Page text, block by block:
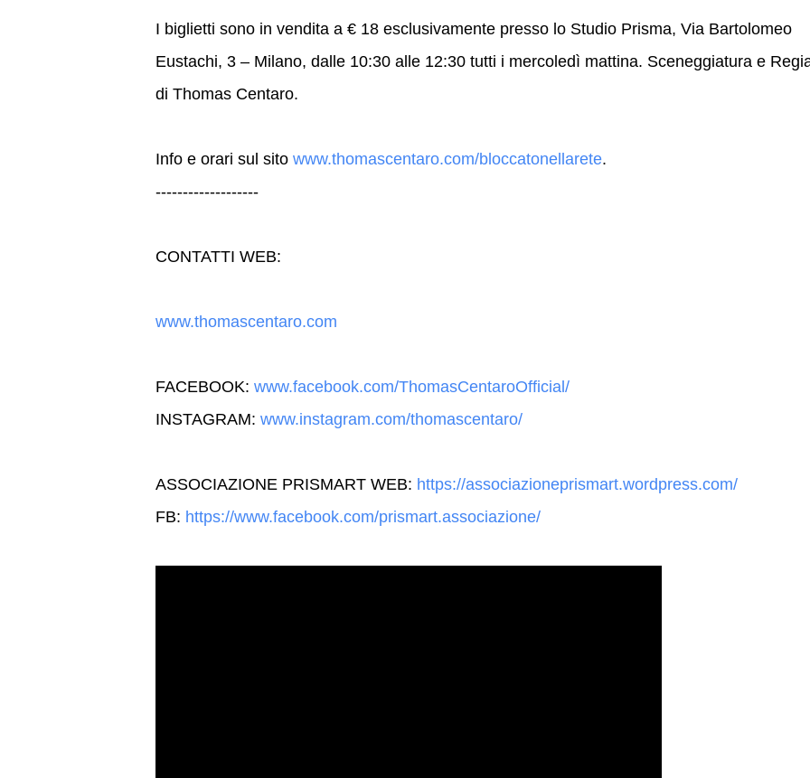
I biglietti sono in vendita a € 18 esclusivamente presso lo Studio Prisma, Via Bartolomeo
Eustachi, 3 – Milano, dalle 10:30 alle 12:30 tutti i mercoledì mattina. Sceneggiatura e
di Thomas Centaro.
Info e orari sul sito www.thomascentaro.com/bloccatonellarete.
-------------------
CONTATTI WEB:
www.thomascentaro.com
FACEBOOK: www.facebook.com/ThomasCentaroOfficial/
INSTAGRAM: www.instagram.com/thomascentaro/
ASSOCIAZIONE PRISMART WEB: https://associazioneprismart.wordpress.com/
FB: https://www.facebook.com/prismart.associazione/